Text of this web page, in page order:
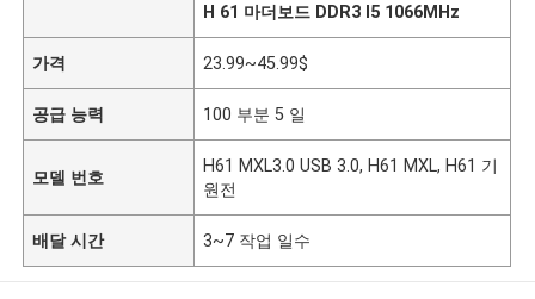
H 61 마더보드 DDR3 I5 1066MHz
가격 23.99~45.99$
공급 능력 100 부분 5 일
모델 번호
H61 MXL3.0 USB 3.0, H61 MXL, H61 기
원전
배달 시간 3~7 작업 일수